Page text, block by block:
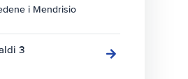
i Mendrisio
3